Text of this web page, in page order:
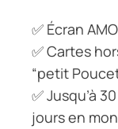
✅ Écran
✅ Cartes
“petit
✅ Jusqu’à
jours en